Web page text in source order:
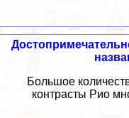
Большое
контрасты Рио